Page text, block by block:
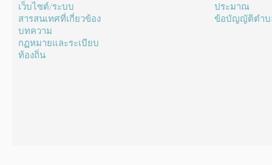
เว็บไซต์/ระบบ
สารสนเทศที่เกี่ยวข้อง
บทความ
กฏหมายและระเบียบ
ท้องถิ่น
ประมาณ
ข้อบัญญัติตำบ